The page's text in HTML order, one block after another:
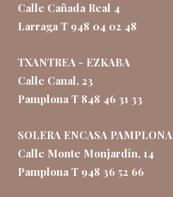
Calle Cañada Real 4
Larraga T 948 04 02 48
TXANTREA - EZKABA
Calle Canal, 23
Pamplona T 848 46 31 33
SOLERA ENCASA PAMPLONA
Calle Monte Monjardín, 14
Pamplona T 948 36 52 66